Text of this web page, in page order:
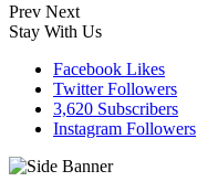
Prev Next
Stay With Us
Facebook Likes
Twitter Followers
3,620 Subscribers
Instagram Followers